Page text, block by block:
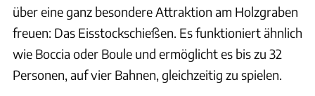
über eine ganz besondere Attraktion am Holzgraben
freuen: Das Eisstockschießen. Es funktioniert ähnlich
wie Boccia oder Boule und ermöglicht es bis zu 32
Personen, auf vier Bahnen, gleichzeitig zu spielen.